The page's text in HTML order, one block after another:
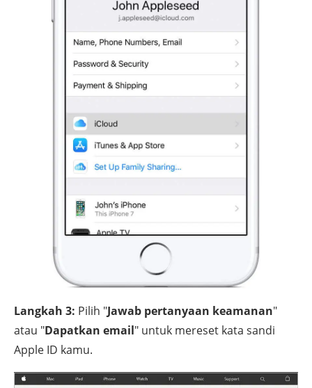
Langkah 3: Pilih "Jawab pertanyaan keamanan"
atau "Dapatkan email" untuk mereset kata sandi
Apple ID kamu.